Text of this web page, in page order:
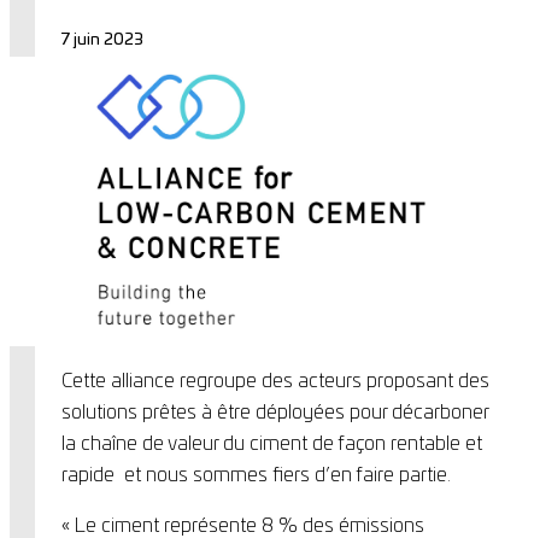
7 juin 2023
Cette alliance regroupe des acteurs proposant des
solutions prêtes à être déployées pour décarboner
la chaîne de valeur du ciment de façon rentable et
rapide et nous sommes fiers d’en faire partie.
« Le ciment représente 8 % des émissions